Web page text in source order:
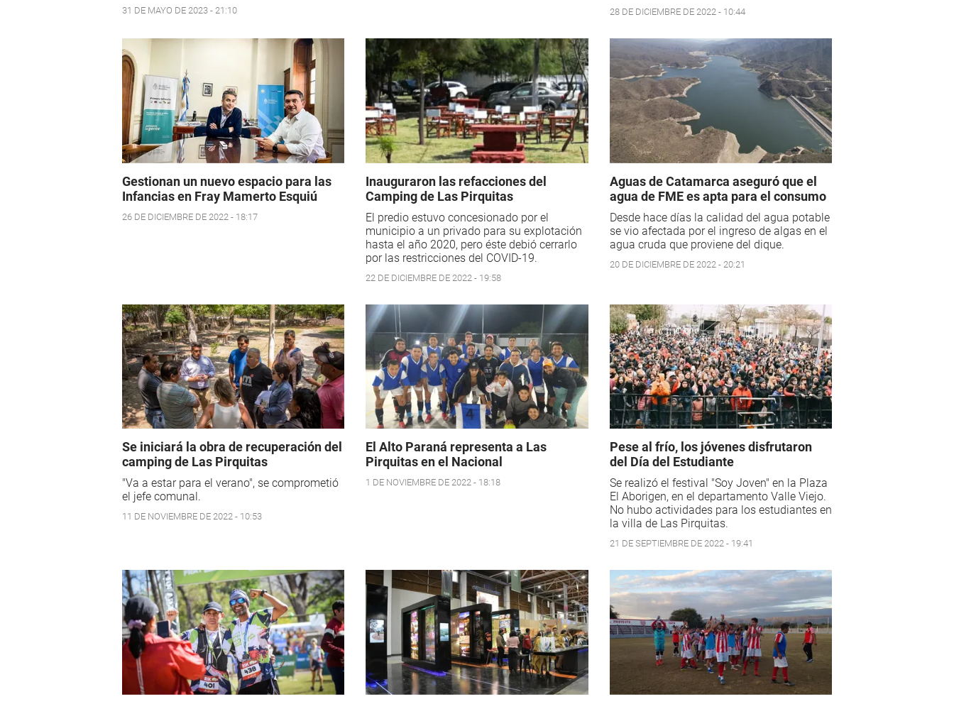
31 DE MAYO DE 2023 - 21:10 28 DE DICIEMBRE DE 2022 - 10:44
Gestionan un nuevo espacio para las
Infancias en Fray Mamerto Esquiú
26 DE DICIEMBRE DE 2022 - 18:17
Inauguraron las refacciones del
Camping de Las Pirquitas
El predio estuvo concesionado por el
municipio a un privado para su explotación
hasta el año 2020, pero éste debió cerrarlo
por las restricciones del COVID-19.
22 DE DICIEMBRE DE 2022 - 19:58
Aguas de Catamarca aseguró que el
agua de FME es apta para el consumo
Desde hace días la calidad del agua potable
se vio afectada por el ingreso de algas en el
agua cruda que proviene del dique.
20 DE DICIEMBRE DE 2022 - 20:21
Se iniciará la obra de recuperación del
camping de Las Pirquitas
"Va a estar para el verano", se comprometió
el jefe comunal.
11 DE NOVIEMBRE DE 2022 - 10:53
El Alto Paraná representa a Las
Pirquitas en el Nacional
1 DE NOVIEMBRE DE 2022 - 18:18
Pese al frío, los jóvenes disfrutaron
del Día del Estudiante
Se realizó el festival "Soy Joven" en la Plaza
El Aborigen, en el departamento Valle Viejo.
No hubo actividades para los estudiantes en
la villa de Las Pirquitas.
21 DE SEPTIEMBRE DE 2022 - 19:41